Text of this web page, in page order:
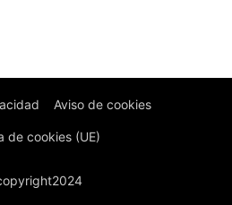
Aviso de cookies
de cookies (UE)